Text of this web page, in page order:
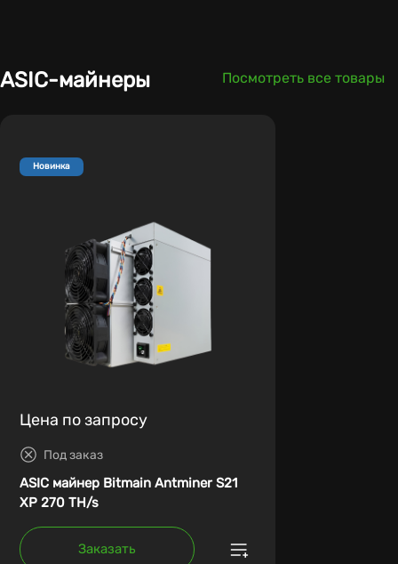
ASIC-майнеры Посмотреть все товары
Новинка
Цена по запросу
Под заказ
ASIC майнер Bitmain Antminer S21
XP 270 TH/s
Заказать